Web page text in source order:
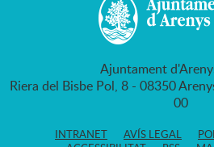
Ajuntament
Riera del Bisbe Pol, 8 - 08350
00
INTRANET AVÍS LEGAL